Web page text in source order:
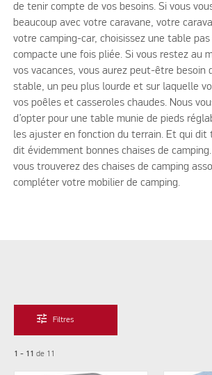
de tenir compte de vos besoins. Si vous
beaucoup avec votre caravane, votre
votre camping-car, choisissez une table
compacte une fois pliée. Si vous restez au
vos vacances, vous aurez peut-être besoin
stable, un peu plus lourde et sur laquelle
vos poêles et casseroles chaudes. Nous
d’opter pour une table munie de pieds
les ajuster en fonction du terrain. Et qui dit
dit évidemment bonnes chaises de
vous trouverez des chaises de camping
compléter votre mobilier de camping.
tune Filtres
1 - 11 de 11